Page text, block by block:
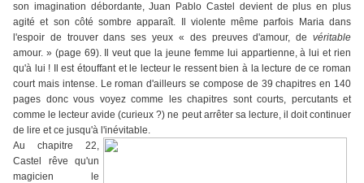
son imagination débordante, Juan Pablo Castel devient de plus en plus
agité et son côté sombre apparaît. Il violente même parfois Maria dans
l'espoir de trouver dans ses yeux « des preuves d'amour, de véritable
amour. » (page 69). Il veut que la jeune femme lui appartienne, à lui et rien
qu'à lui ! Il est étouffant et le lecteur le ressent bien à la lecture de ce roman
court mais intense. Le roman d'ailleurs se compose de 39 chapitres en 140
pages donc vous voyez comme les chapitres sont courts, percutants et
comme le lecteur avide (curieux ?) ne peut arrêter sa lecture, il doit continuer
de lire et ce jusqu'à l'inévitable.
Au chapitre 22,
Castel rêve qu'un
magicien le